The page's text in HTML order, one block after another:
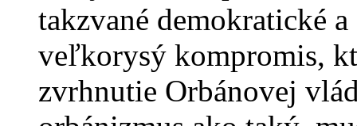
takzvané demokratické
veľkorysý kompromis,
zvrhnutie Orbánovej